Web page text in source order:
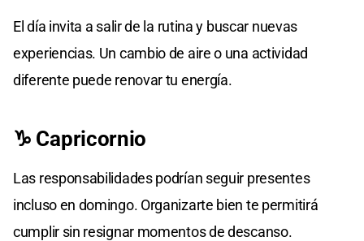
El día invita a salir de la rutina y buscar nuevas
experiencias. Un cambio de aire o una actividad
diferente puede renovar tu energía.
♑ Capricornio
Las responsabilidades podrían seguir presentes
incluso en domingo. Organizarte bien te permitirá
cumplir sin resignar momentos de descanso.